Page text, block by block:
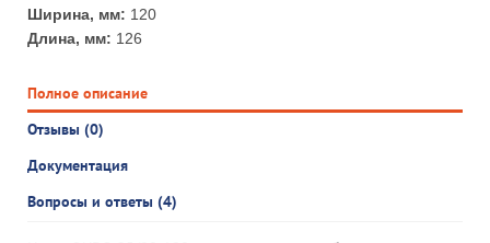
Ширина, мм: 120
Длина, мм: 126
Полное описание
Отзывы (0)
Документация
Вопросы и ответы (4)